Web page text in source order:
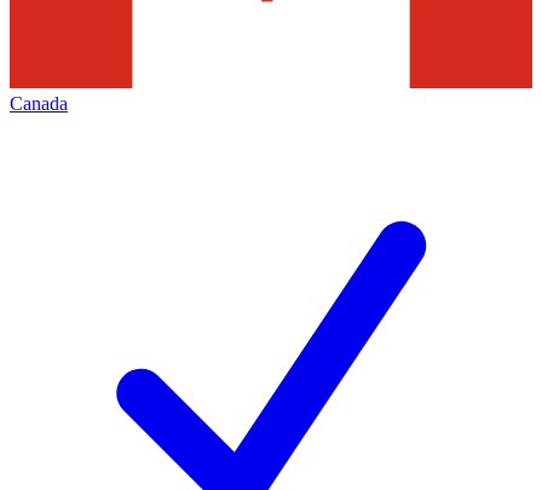
Canada